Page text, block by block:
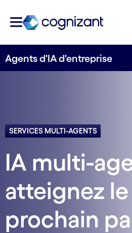
Agents d'IA d'entreprise
SERVICES MULTI-AGENTS
IA multi-
atteignez le
prochain